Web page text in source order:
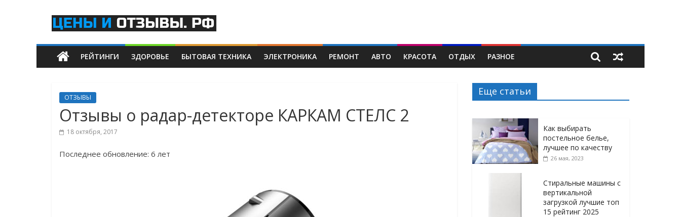
Цены
и
отзывы.рф
Самых
Лучших
Товаров
РЕЙТИНГИ ЗДОРОВЬЕ БЫТОВАЯ ТЕХНИКА ЭЛЕКТРОНИКА РЕМОНТ АВТО КРАСОТА ОТДЫХ РАЗНОЕ
ОТЗЫВЫ
Отзывы о радар-детекторе КАРКАМ СТЕЛС 2
18 октября, 2017
Последнее обновление: 6 лет
Еще статьи
Как выбирать
постельное белье,
лучшее по качеству
26 мая, 2023
Стиральные машины с
вертикальной
загрузкой лучшие топ
15 рейтинг 2025